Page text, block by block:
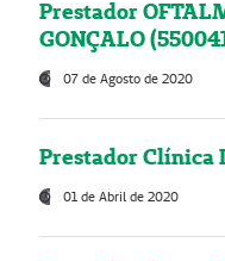
Prestador
GONÇALO
07 de Agosto de 2020
Prestador Clínica
01 de Abril de 2020